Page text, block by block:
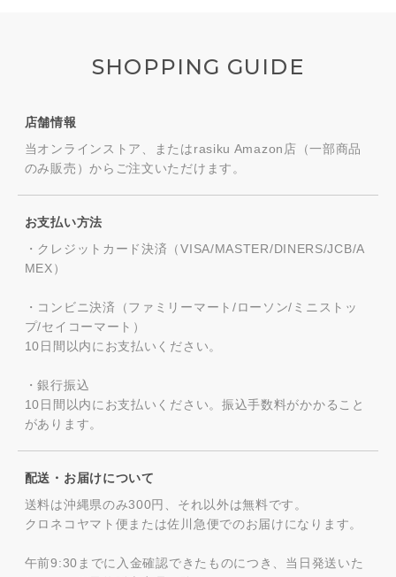
SHOPPING GUIDE
店舗情報
当オンラインストア、またはrasiku Amazon店（一部商品
のみ販売）からご注文いただけます。
お支払い方法
・クレジットカード決済（VISA/MASTER/DINERS/JCB/A
MEX）
・コンビニ決済（ファミリーマート/ローソン/ミニストッ
プ/セイコーマート）
10日間以内にお支払いください。
・銀行振込
10日間以内にお支払いください。振込手数料がかかること
があります。
配送・お届けについて
送料は沖縄県のみ300円、それ以外は無料です。
クロネコヤマト便または佐川急便でのお届けになります。
午前9:30までに入金確認できたものにつき、当日発送いた